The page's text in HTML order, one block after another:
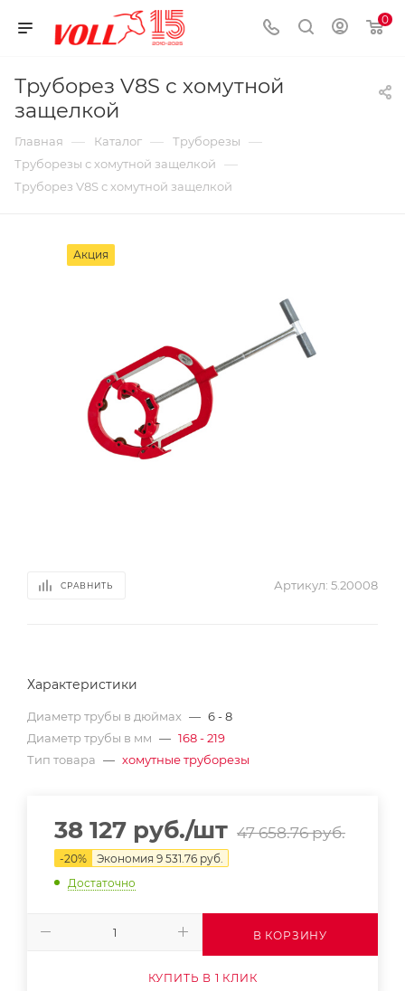
0
Труборез V8S с хомутной
защелкой
Главная — Каталог — Труборезы —
Труборезы с хомутной защелкой —
Труборез V8S с хомутной защелкой
Акция
СРАВНИТЬ Артикул: 5.20008
Характеристики
Диаметр трубы в дюймах — 6 - 8
Диаметр трубы в мм — 168 - 219
Тип товара — хомутные труборезы
38 127 руб./шт 47 658.76руб.
-20% Экономия 9 531.76 руб.
Достаточно
В КОРЗИНУ
КУПИТЬ В 1 КЛИК